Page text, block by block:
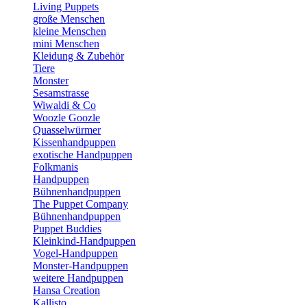
Living Puppets
große Menschen
kleine Menschen
mini Menschen
Kleidung & Zubehör
Tiere
Monster
Sesamstrasse
Wiwaldi & Co
Woozle Goozle
Quasselwürmer
Kissenhandpuppen
exotische Handpuppen
Folkmanis
Handpuppen
Bühnenhandpuppen
The Puppet Company
Bühnenhandpuppen
Puppet Buddies
Kleinkind-Handpuppen
Vogel-Handpuppen
Monster-Handpuppen
weitere Handpuppen
Hansa Creation
Kallisto